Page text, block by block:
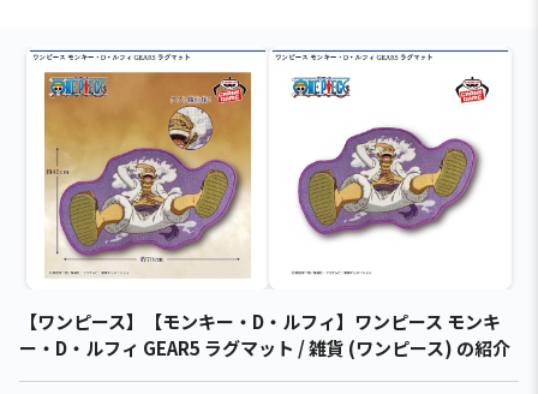
【ワンピース】【モンキー・D・ルフィ】ワンピース モンキ
ー・D・ルフィ GEAR5 ラグマット / 雑貨 (ワンピース) の紹介